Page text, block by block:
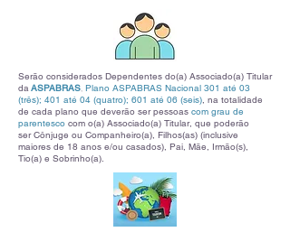
Serão considerados Dependentes do(a) Associado(a) Titular
daASPABRAS Plano ASPABRAS Nacional 301 até 03
(três); 401 até 04 (quatro); 601 até 06 (seis), na totalidade
de cada plano que deverão ser pessoas com grau de
parentesco com o(a) Associado(a) Titular, que poderão
ser Cônjuge ou Companheiro(a), Filhos(as) (inclusive
maiores de 18 anos e/ou casados), Pai, Mãe, Irmão(s),
Tio(a) e Sobrinho(a).